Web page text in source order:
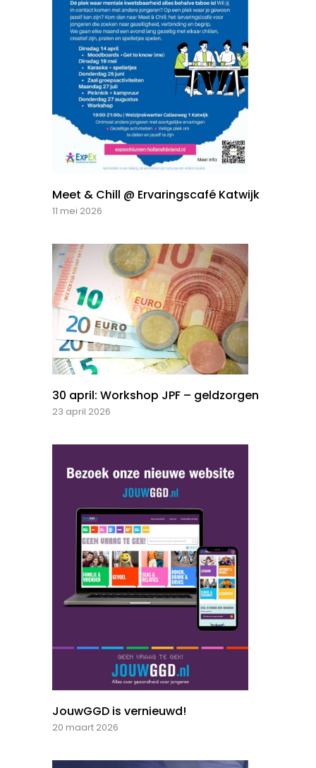
Meet & Chill @ Ervaringscafé Katwijk
11 mei 2026
30 april: Workshop JPF – geldzorgen
23 april 2026
JouwGGD is vernieuwd!
20 maart 2026